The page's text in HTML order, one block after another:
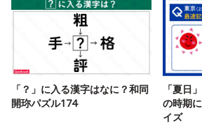
「？」に入る漢字はなに？和同
開珎パズル174
「夏日
の時期
イズ